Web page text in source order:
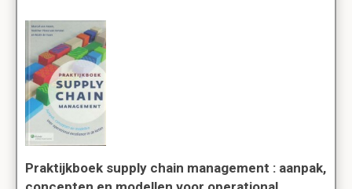
Praktijkboek supply chain management : aanpak,